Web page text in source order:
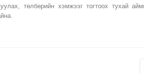
төлбөрийн хэмжээг тогтоох тухай